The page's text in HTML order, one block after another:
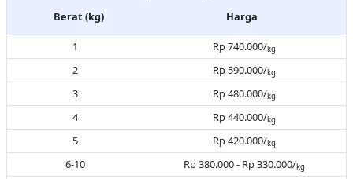
Berat (kg) Harga
1 Rp 740.000/kg
2 Rp 590.000/kg
3 Rp 480.000/kg
4 Rp 440.000/kg
5 Rp 420.000/kg
6-10 Rp 380.000 - Rp 330.000/kg